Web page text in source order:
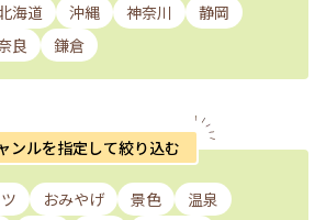
海道 沖縄 神奈川
静岡
良 鎌倉
ンルを指定して絞り込む
おみやげ 景色
温泉